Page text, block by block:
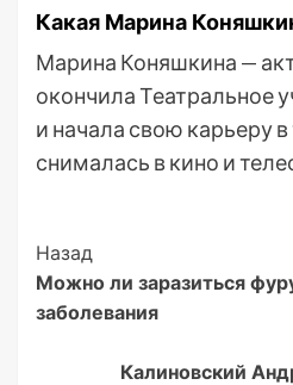
Какая Марина
Марина Коняшкина —
окончила Театральное
и начала свою карьеру
снималась в кино и
Post
Navigation
Назад
Можно ли заразиться
заболевания
Калиновский